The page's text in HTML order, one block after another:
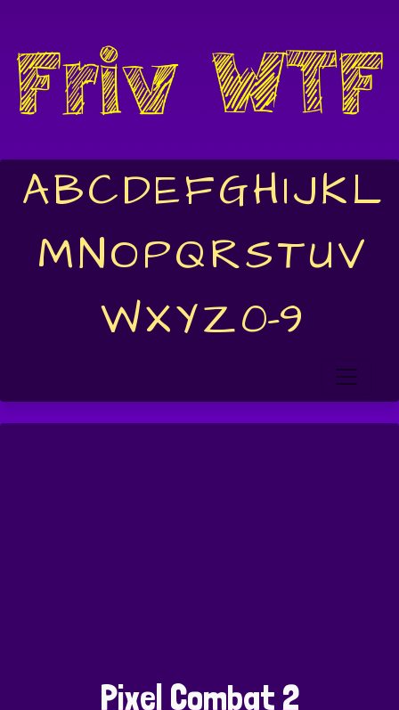
ABCDEFGHIJKL
MNOPQRSTUV
WXYZ0-9
Pixel Combat 2